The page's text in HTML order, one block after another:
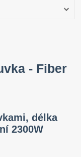
- Fiber
délka
2300W